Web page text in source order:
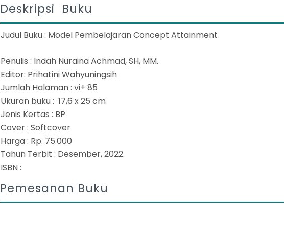
Deskripsi Buku
Judul Buku : Model Pembelajaran Concept Attainment
Penulis : Indah Nuraina Achmad, SH, MM.
Editor: Prihatini Wahyuningsih
Jumlah Halaman : vi+ 85
Ukuran buku : 17,6 x 25 cm
Jenis Kertas : BP
Cover : Softcover
Harga : Rp. 75.000
Tahun Terbit : Desember, 2022.
ISBN :
Pemesanan Buku